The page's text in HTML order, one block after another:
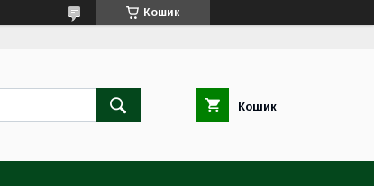
Кошик
Кошик